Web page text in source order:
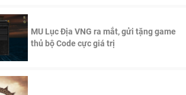
MU Lục Địa VNG ra mắt, gửi tặng game
thủ bộ Code cực giá trị